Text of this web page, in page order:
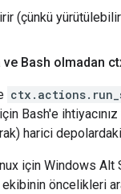
(çünkü
ve Bash olmadan
Bash'e
harici
için Windows
öncelikleri